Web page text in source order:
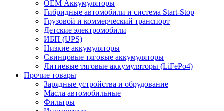
OEM Аккумуляторы
Гибридные автомобили и система Start-Stop
Грузовой и коммерческий транспорт
Детские электромобили
ИБП (UPS)
Низкие аккумуляторы
Свинцовые тяговые аккумуляторы
Литиевые тяговые аккумуляторы (LiFePo4)
Прочие товары
Зарядные устройства и обрудование
Масла автомобильные
Фильтры